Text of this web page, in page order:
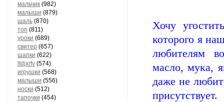
мальчик (982)
малыши (879)
шаль (870)
топ (811)
уроки (689)
свитер (657)
шапки (622)
ltdjxrfv (574)
игрушки (568)
малыши (556)
носки (512)
тапочки (454)
Хочу
которого я
любителям
масло, мука,
даже не
присутствует.